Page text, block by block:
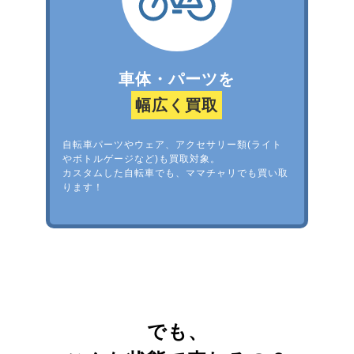
車体・パーツを
幅広く買取
自転車パーツやウェア、アクセサリー類(ライト
やボトルゲージなど)も買取対象。
カスタムした自転車でも、ママチャリでも買い取
ります！
でも、